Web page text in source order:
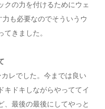
クの力を付けるためにウェ
も必要なのでそういうウ
きました。
レでした。今までは良い
キドキしながらやっててイ
、最後の最後にしてやっと